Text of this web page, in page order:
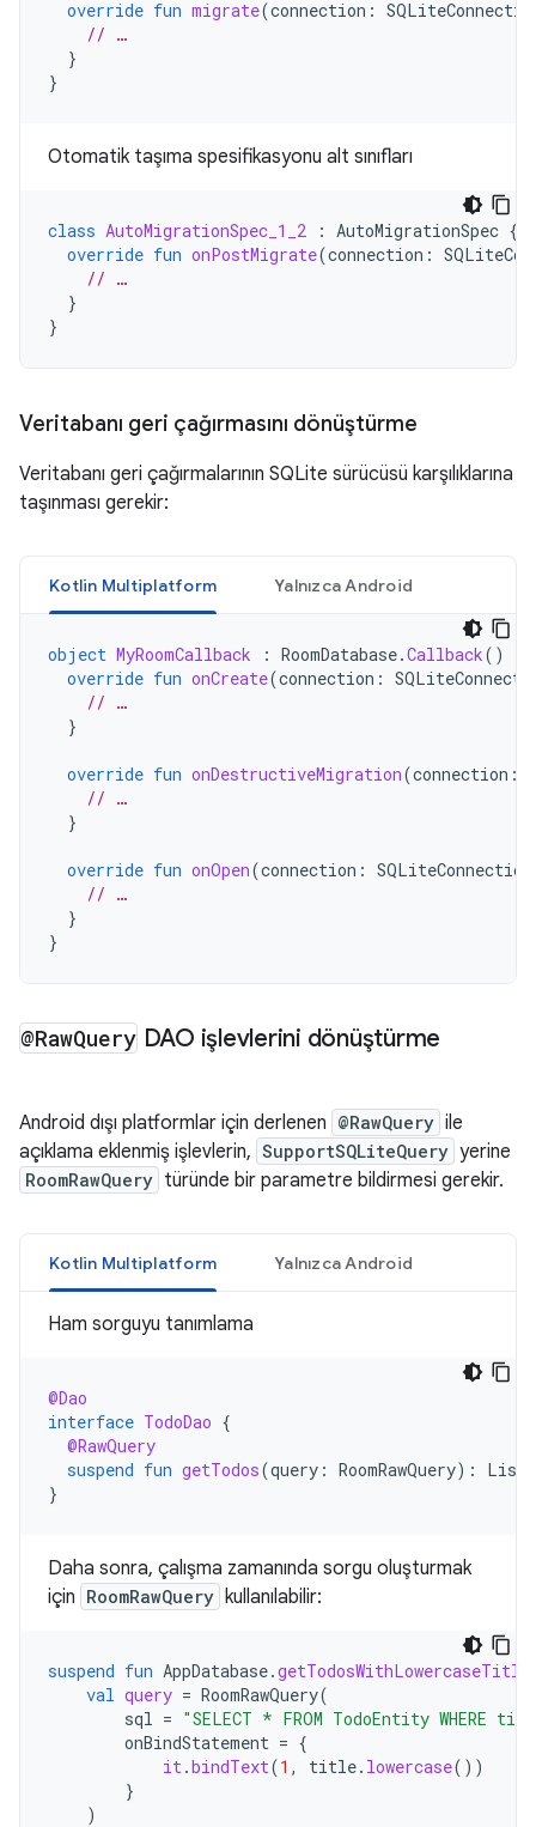
override fun migrate(connection :
// …
}
}
Otomatik taşıma spesifikasyonu alt sınıfları
class AutoMigrationSpec_1_2 : AutoMigrationSpec {
override fun onPostMigrate(connection :
// …
}
}
Veritabanı geri çağırmasını dönüştürme
Veritabanı geri çağırmalarının SQLite sürücüsü karşılıklarına
taşınması gerekir:
Kotlin Multiplatform Yalnızca Android
object MyRoomCallback : RoomDatabase.Callback()
override fun onCreate(connection :
// …
}
override fun onDestructiveMigration(connection :
// …
}
override fun onOpen(connection : SQLiteConnection
// …
}
}
@RawQuery DAO işlevlerini dönüştürme
Android dışı platformlar için derlenen @RawQuery ile
açıklama eklenmiş işlevlerin, SupportSQLiteQuery yerine
RoomRawQuery türünde bir parametre bildirmesi gerekir.
Kotlin Multiplatform Yalnızca Android
Ham sorguyu tanımlama
@Dao
interface TodoDao {
@RawQuery
suspend fun getTodos(query : RoomRawQuery):
}
Daha sonra, çalışma zamanında sorgu oluşturmak
için RoomRawQuery kullanılabilir:
suspend fun AppDatabase.getTodosWithLowercaseTitle
val query = RoomRawQuery(
sql = "SELECT * FROM TodoEntity WHERE
onBindStatement = {
it.bindText(1 , title. lowercase())
}
)